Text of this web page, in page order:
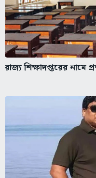
রাজ্য শিক্ষাদপ্তরের নামে